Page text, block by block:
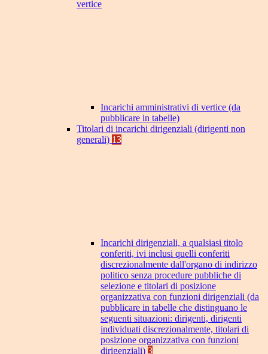
vertice
Incarichi amministrativi di vertice (da
pubblicare in tabelle)
Titolari di incarichi dirigenziali (dirigenti non
generali) 13
Incarichi dirigenziali, a qualsiasi titolo
conferiti, ivi inclusi quelli conferiti
discrezionalmente dall'organo di indirizzo
politico senza procedure pubbliche di
selezione e titolari di posizione
organizzativa con funzioni dirigenziali (da
pubblicare in tabelle che distinguano le
seguenti situazioni: dirigenti, dirigenti
individuati discrezionalmente, titolari di
posizione organizzativa con funzioni
dirigenziali) 3